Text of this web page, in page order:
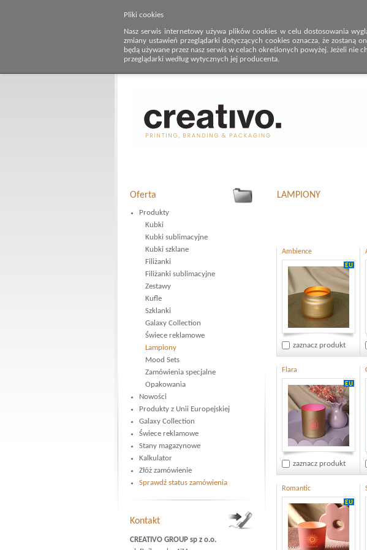
Pliki cookies
Nasz serwis internetowy używa plików cookies w celu dostosowania
zmiany ustawień przeglądarki dotyczących cookies oznacza, że zostaną
będą używane przez nasz serwis w celach określonych powyżej. Jeżeli nie
przeglądarki według wytycznych jej producenta.
Oferta
Produkty
Kubki
Kubki sublimacyjne
Kubki szklane
Filiżanki
Filiżanki sublimacyjne
Zestawy
Kufle
Szklanki
Galaxy Collection
Świece reklamowe
Lampiony
Mood Sets
Zamówienia specjalne
Opakowania
Nowości
Produkty z Unii Europejskiej
Galaxy Collection
Świece reklamowe
Stany magazynowe
Kalkulator
Złóż zamówienie
Sprawdź status zamówienia
Kontakt
CREATIVO GROUP sp z o.o.
LAMPIONY
Ambience
zaznacz produkt
Flara
zaznacz produkt
Romantic